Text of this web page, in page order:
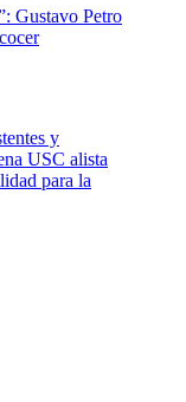
Gustavo Petro